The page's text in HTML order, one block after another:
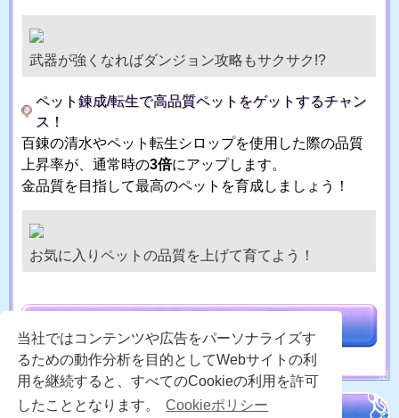
当社ではコンテンツや広告をパーソナライズす
るための動作分析を目的としてWebサイトの利
用を継続すると、すべてのCookieの利用を許可
したこととなります。
Cookieポリシー
武器が強くなればダンジョン攻略もサクサク!?
ペット錬成/転生で高品質ペットをゲットするチャン
ス！
百錬の清水やペット転生シロップを使用した際の品質
上昇率が、通常時の3倍にアップします。
金品質を目指して最高のペットを育成しましょう！
お気に入りペットの品質を上げて育てよう！